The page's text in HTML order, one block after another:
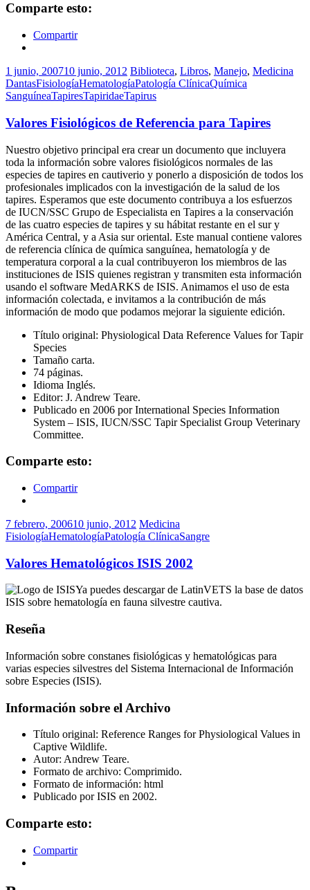
Comparte esto:
Compartir
1 junio, 200710 junio, 2012 Biblioteca, Libros, Manejo, Medicina
DantasFisiologíaHematologíaPatología ClínicaQuímica
SanguíneaTapiresTapiridaeTapirus
Valores Fisiológicos de Referencia para Tapires
Nuestro objetivo principal era crear un documento que incluyera
toda la información sobre valores fisiológicos normales de las
especies de tapires en cautiverio y ponerlo a disposición de todos los
profesionales implicados con la investigación de la salud de los
tapires. Esperamos que este documento contribuya a los esfuerzos
de IUCN/SSC Grupo de Especialista en Tapires a la conservación
de las cuatro especies de tapires y su hábitat restante en el sur y
América Central, y a Asia sur oriental. Este manual contiene valores
de referencia clínica de química sanguínea, hematología y de
temperatura corporal a la cual contribuyeron los miembros de las
instituciones de ISIS quienes registran y transmiten esta información
usando el software MedARKS de ISIS. Animamos el uso de esta
información colectada, e invitamos a la contribución de más
información de modo que podamos mejorar la siguiente edición.
Título original: Physiological Data Reference Values for Tapir
Species
Tamaño carta.
74 páginas.
Idioma Inglés.
Editor: J. Andrew Teare.
Publicado en 2006 por International Species Information
System – ISIS, IUCN/SSC Tapir Specialist Group Veterinary
Committee.
Comparte esto:
Compartir
7 febrero, 200610 junio, 2012 Medicina
FisiologíaHematologíaPatología ClínicaSangre
Valores Hematológicos ISIS 2002
Ya puedes descargar de LatinVETS la base de datos
ISIS sobre hematología en fauna silvestre cautiva.
Reseña
Información sobre constanes fisiológicas y hematológicas para
varias especies silvestres del Sistema Internacional de Información
sobre Especies (ISIS).
Información sobre el Archivo
Título original: Reference Ranges for Physiological Values in
Captive Wildlife.
Autor: Andrew Teare.
Formato de archivo: Comprimido.
Formato de información: html
Publicado por ISIS en 2002.
Comparte esto:
Compartir